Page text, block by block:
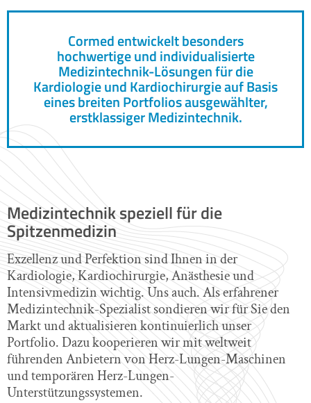
Cormed entwickelt besonders
hochwertige und individualisierte
Medizintechnik-Lösungen für die
Kardiologie und Kardiochirurgie auf Basis
eines breiten Portfolios ausgewählter,
erstklassiger Medizintechnik.
Medizintechnik speziell für die
Spitzenmedizin
Exzellenz und Perfektion sind Ihnen in der
Kardiologie, Kardiochirurgie, Anästhesie und
Intensivmedizin wichtig. Uns auch. Als erfahrener
Medizintechnik-Spezialist sondieren wir für Sie den
Markt und aktualisieren kontinuierlich unser
Portfolio. Dazu kooperieren wir mit weltweit
führenden Anbietern von Herz-Lungen-Maschinen
und temporären Herz-Lungen-
Unterstützungssystemen.